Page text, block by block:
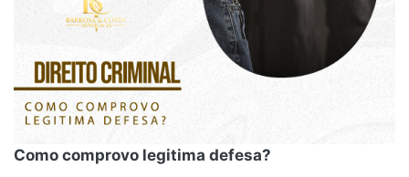
Como comprovo legitima defesa?